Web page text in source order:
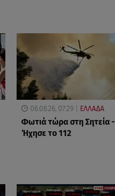
06.08.26, 07:29 ΕΛΛΑΔΑ
Φωτιά τώρα στη Σητεία -
Ήχησε το 112